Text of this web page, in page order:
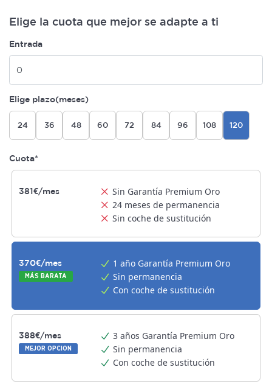
Elige la cuota que mejor se adapte a ti
Entrada
Elige plazo(meses)
24 36 48 60 72 84 96 108 120
Cuota*
381€/mes
Sin Garantía Premium Oro
24 meses de permanencia
Sin coche de sustitución
370€/mes
MÁS BARATA
1 año Garantía Premium Oro
Sin permanencia
Con coche de sustitución
388€/mes
MEJOR OPCION
3 años Garantía Premium Oro
Sin permanencia
Con coche de sustitución